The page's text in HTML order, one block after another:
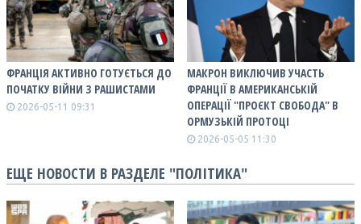
ФРАНЦІЯ АКТИВНО ГОТУЄТЬСЯ ДО
ПОЧАТКУ ВІЙНИ З РАШИСТАМИ
2026-05-11 09:31
МАКРОН ВИКЛЮЧИВ УЧАСТЬ
ФРАНЦІЇ В АМЕРИКАНСЬКІЙ
ОПЕРАЦІЇ "ПРОЄКТ СВОБОДА" В
ОРМУЗЬКІЙ ПРОТОЦІ
2026-05-05 11:30
ЕЩЕ НОВОСТИ В РАЗДЕЛЕ "ПОЛІТИКА"